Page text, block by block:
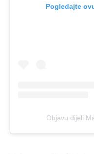
Pogledajte
Objavu dijeli